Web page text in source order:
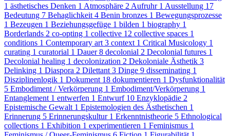
1 ästhetisches Denken 1 Atmosphäre 2 Aufruhr 1 Ausstellung 17
Bedeutung 7 Behaglichkeit 4 Benin bronzes 1 Bewegungsprozesse
1 Bezeugen 1 Beziehungsgefüge 1 bilden 1 biography 1
Borderlands 2 co-opting 1 collective 12 collective spaces 1
conditions 1 Contemporary art 3 context 1 Critical Musicology 1
curating 1 curatorial 1 Dauer8 decolonial 2 Decolonial futures 1
Decolonial healing 1 decolonization 2 Dekoloniale Ästhetik 3
Delinking 1 Diaspora 2 Dilettant 3 Dinge 9 disseminating 1
Disziplinenlogik 1 Dokument 18 dokumentieren 1 Dysfunktionalität
5 Embodiment / Verkörperung 1 Embodiment/Verkörperung 1
Entanglement 1 entwerfen 1 Entwurf 10 Enzyklopädie 2
Epistemische Gewalt 1 Epistemologien des Ästhetischen 1
Erinnerung 5 Erinnerungskultur 1 Erkenntnistheorie 5 Ethnological
collections 1 Exhibition 1 experimentieren 1 Feminismus 1